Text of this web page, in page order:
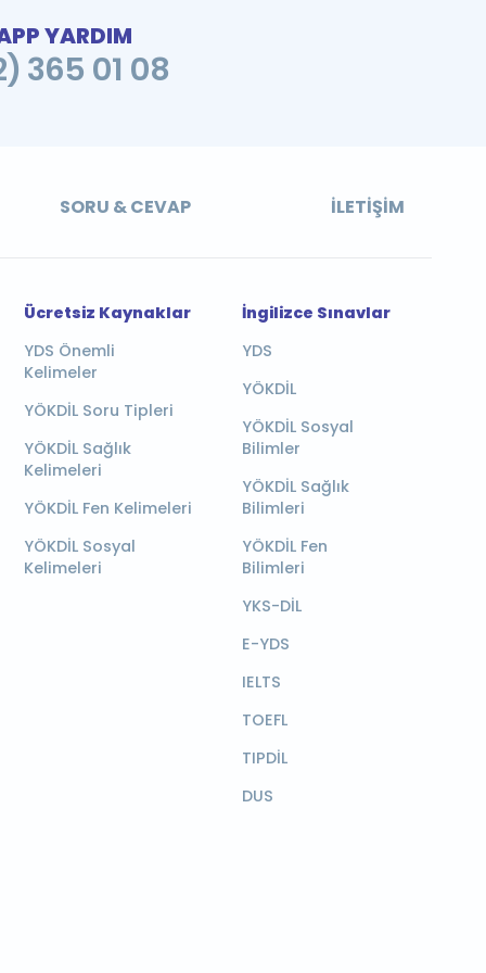
YARDIM
365 01 08
SORU & CEVAP İLETIŞIM
Ücretsiz Kaynaklar
YDS Önemli
Kelimeler
YÖKDİL Soru Tipleri
YÖKDİL Sağlık
Kelimeleri
YÖKDİL Fen Kelimeleri
YÖKDİL Sosyal
Kelimeleri
İngilizce Sınavlar
YDS
YÖKDİL
YÖKDİL Sosyal
Bilimler
YÖKDİL Sağlık
Bilimleri
YÖKDİL Fen
Bilimleri
YKS-DİL
E-YDS
IELTS
TOEFL
TIPDİL
DUS